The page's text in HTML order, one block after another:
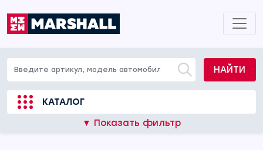
НАЙТИ
КАТАЛОГ
▼ Показать фильтр